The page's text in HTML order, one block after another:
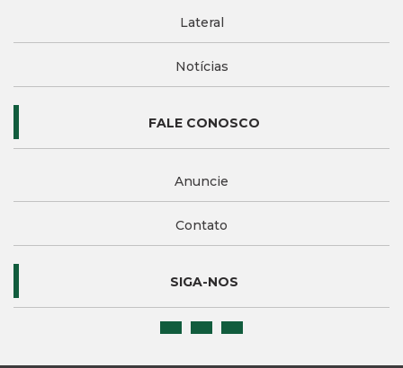
Lateral
Notícias
FALE CONOSCO
Anuncie
Contato
SIGA-NOS